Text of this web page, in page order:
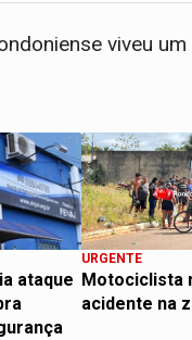
viveu
ataque
URGENTE
Motociclista
acidente na